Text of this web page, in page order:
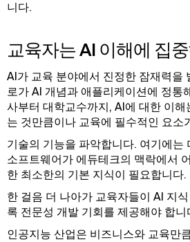
니다.
교육자는 AI 이해에 집
AI가 교육 분야에서 진정한 잠재력을
로가 AI 개념과 애플리케이션에 정통
사부터 대학교수까지, AI에 대한 이
는 것만큼이나 교육에 필수적인 요소
기술의 기능을 파악합니다. 여기에는
소프트웨어가 에듀테크의 맥락에서
한 최소한의 기본 지식이 필요합니다.
한 걸음 더 나아가 교육자들이 AI 지
록 전문성 개발 기회를 제공해야 합니
인공지능 산업은 비즈니스와 교육만